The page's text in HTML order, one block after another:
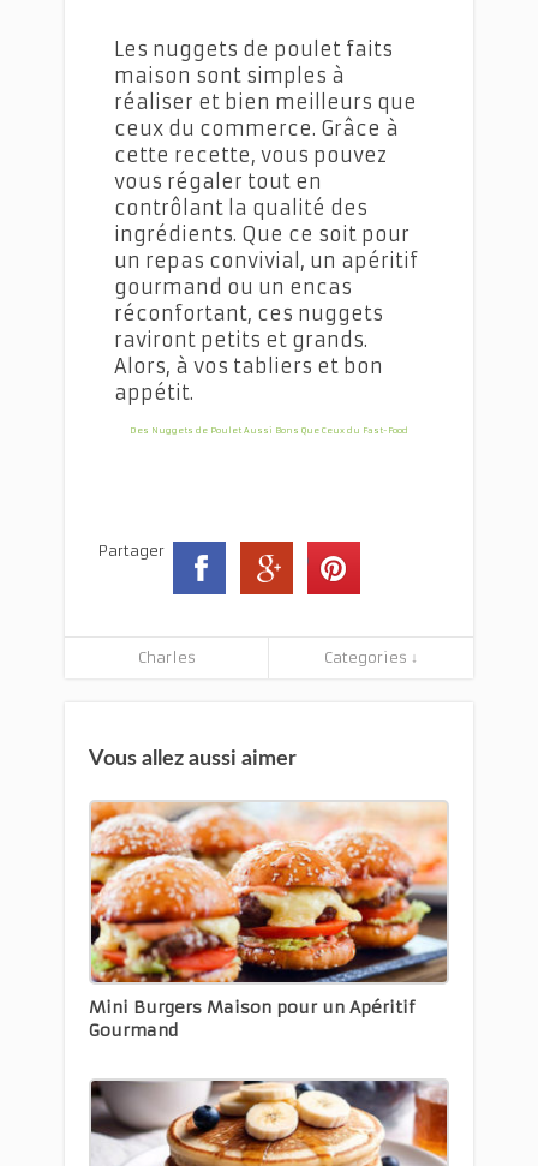
Les nuggets de poulet faits
maison sont simples à
réaliser et bien meilleurs que
ceux du commerce. Grâce à
cette recette, vous pouvez
vous régaler tout en
contrôlant la qualité des
ingrédients. Que ce soit pour
un repas convivial, un apéritif
gourmand ou un encas
réconfortant, ces nuggets
raviront petits et grands.
Alors, à vos tabliers et bon
appétit.
Des Nuggets de Poulet Aussi Bons Que Ceux du Fast-Food
Partager
Charles Categories ↓
Vous allez aussi aimer
Mini Burgers Maison pour un Apéritif
Gourmand